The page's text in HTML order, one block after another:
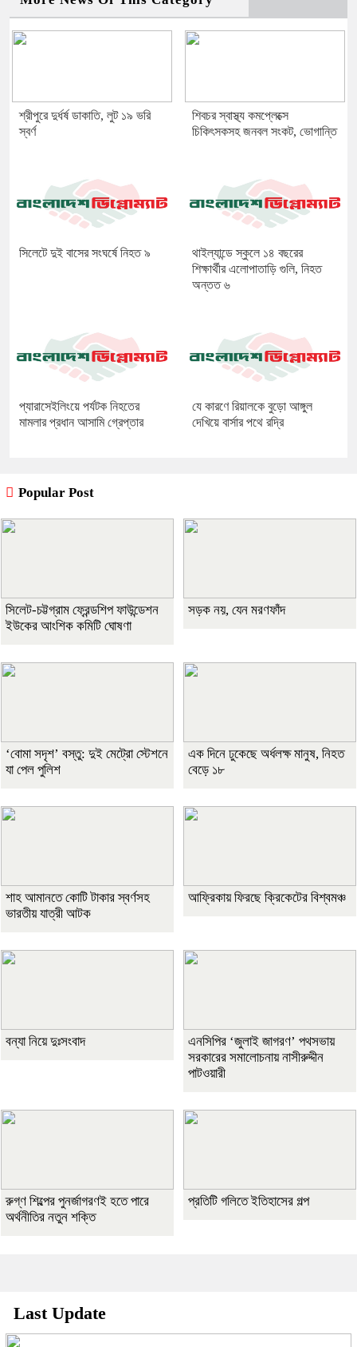
শ্রীপুরে দুর্ধর্ষ ডাকাতি, লুট ১৯ ভরি
স্বর্ণ
শিবচর স্বাস্থ্য কমপ্লেক্সে
চিকিৎসকসহ জনবল সংকট, ভোগান্তি
সিলেটে দুই বাসের সংঘর্ষে নিহত ৯
থাইল্যান্ডে স্কুলে ১৪ বছরের
শিক্ষার্থীর এলোপাতাড়ি গুলি, নিহত
অন্তত ৬
প্যারাসেইলিংয়ে পর্যটক নিহতের
মামলার প্রধান আসামি গ্রেপ্তার
যে কারণে রিয়ালকে বুড়ো আঙ্গুল
দেখিয়ে বার্সার পথে রদ্রি
Popular Post
সিলেট-চট্টগ্রাম ফ্রেন্ডশিপ ফাউন্ডেশন
ইউকের আংশিক কমিটি ঘোষণা
সড়ক নয়, যেন মরণফাঁদ
‘বোমা সদৃশ’ বস্তু: দুই মেট্রো স্টেশনে
যা পেল পুলিশ
এক দিনে ঢুকেছে অর্ধলক্ষ মানুষ, নিহত
বেড়ে ১৮
শাহ আমানতে কোটি টাকার স্বর্ণসহ
ভারতীয় যাত্রী আটক
আফ্রিকায় ফিরছে ক্রিকেটের বিশ্বমঞ্চ
বন্যা নিয়ে দুঃসংবাদ
এনসিপির ‘জুলাই জাগরণ’ পথসভায়
সরকারের সমালোচনায় নাসীরুদ্দীন
পাটওয়ারী
রুগ্ণ শিল্পের পুনর্জাগরণই হতে পারে
অর্থনীতির নতুন শক্তি
প্রতিটি গলিতে ইতিহাসের গল্প
Last Update